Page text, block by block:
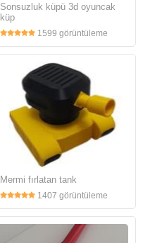
Sonsuzluk küpü 3d oyuncak
küp
1599 görüntüleme
Mermi fırlatan tank
1407 görüntüleme